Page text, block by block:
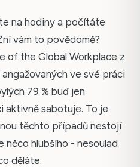
na hodiny a počítáte
vám to povědomě?
of the Global Workplace z
ve své práci
79 % buď jen
aktivně sabotuje. To je
těchto případů nestojí
něco hlubšího - nesoulad
děláte.